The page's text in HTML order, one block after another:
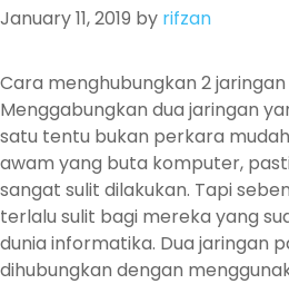
January 11, 2019 by rifzan
Cara menghubungkan 2
Menggabungkan dua jaringan
satu tentu bukan perkara
awam yang buta komputer,
sangat sulit dilakukan. Tapi
terlalu sulit bagi mereka yang
dunia informatika. Dua jaringan
dihubungkan dengan